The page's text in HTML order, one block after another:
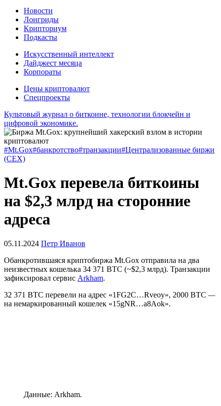
Новости
Лонгриды
Крипториум
Подкасты
Искусственный интеллект
Дайджест месяца
Корпораты
Цены криптовалют
Спецпроекты
Культовый журнал о биткоине, технологии блокчейн и
цифровой экономике.
#Mt.Gox#банкротство#транзакции#Централизованные биржи
(CEX)
Mt.Gox перевела биткоины
на $2,3 млрд на сторонние
адреса
05.11.2024 Петр Иванов
Обанкротившаяся криптобиржа Mt.Gox отправила на два
неизвестных кошелька 34 371 BTC (~$2,3 млрд). Транзакции
зафиксировал сервис Arkham.
32 371 BTC перевели на адрес «1FG2C…Rveoy», 2000 BTC —
на немаркированный кошелек «15gNR…a8Aok».
Данные: Arkham.